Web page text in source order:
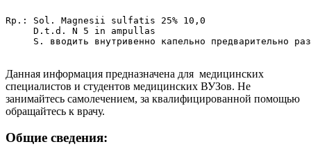
Rp.: Sol. Magnesii sulfatis 25% 10,0
     D.t.d. N 5 in ampullas
S. вводить внутривенно капельно предварительно
Данная информация предназначена для медицинских
специалистов и студентов медицинских ВУЗов. Не
занимайтесь самолечением, за квалифицированной помощью
обращайтесь к врачу.
Общие сведения: